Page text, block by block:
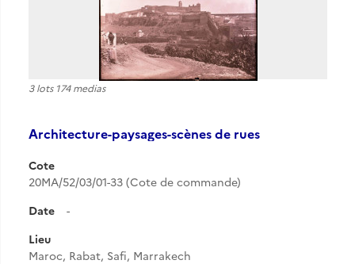
3 lots 174 medias
Architecture-paysages-scènes de rues
Cote
20MA/52/03/01-33 (Cote de commande)
Date
-
Lieu
Maroc, Rabat, Safi, Marrakech